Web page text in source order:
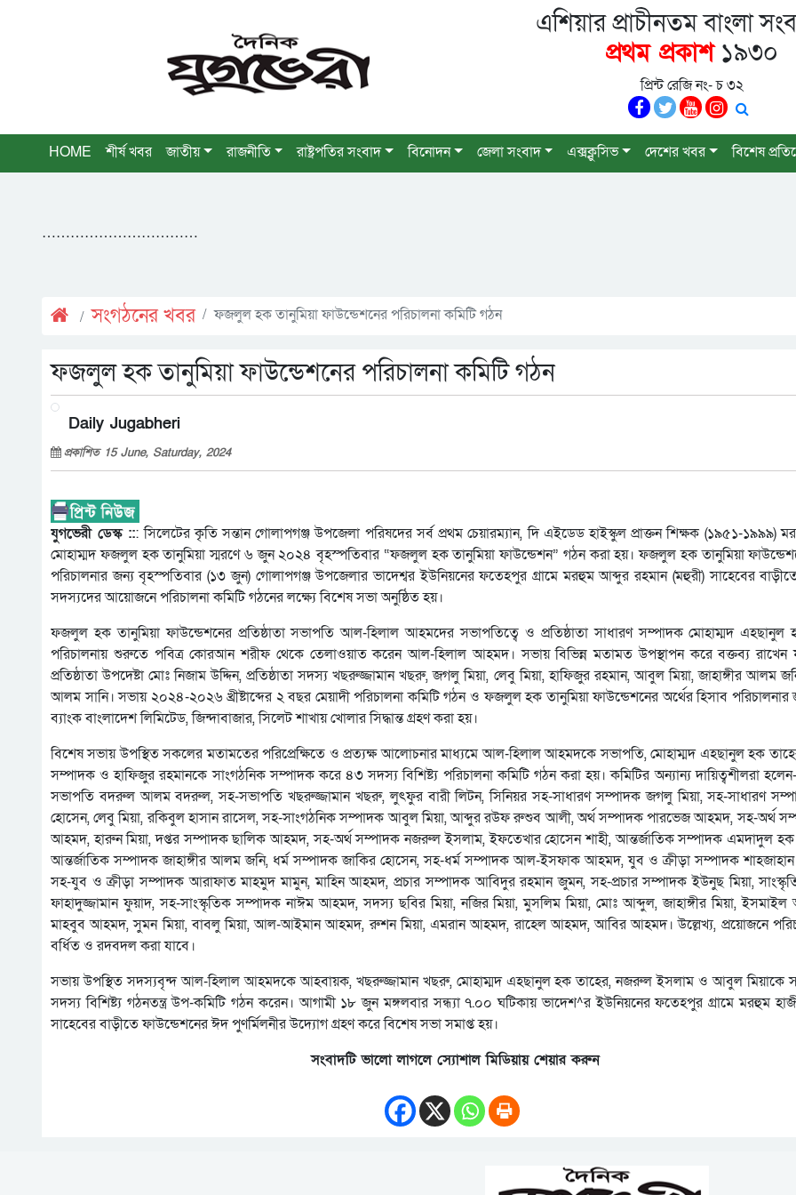
এশিয়ার প্রাচীনতম বাংলা
প্রথম প্রকাশ১৯৩০
প্রিন্ট রেজি নং- চ ৩২
HOME শীর্ষ খবর জাতীয় রাজনীতি রাষ্ট্রপতির সংবাদ বিনোদন জেলা সংবাদ এক্সক্লুসিভ দেশের খবর বিশেষ
……………………………
সংগঠনের খবর ফজলুল হক তানুমিয়া ফাউন্ডেশনের পরিচালনা কমিটি গঠন
ফজলুল হক তানুমিয়া ফাউন্ডেশনের পরিচালনা কমিটি গঠন
Daily Jugabheri
প্রকাশিত 15 June, Saturday, 2024
যুগভেরী ডেস্ক ::: সিলেটের কৃতি সন্তান গোলাপগঞ্জ উপজেলা পরিষদের সর্ব প্রথম চেয়ারম্যান, দি এইডেড হাইস্কুল প্রাক্তন শিক্ষক (১৯৫১-১৯৯৯)
মোহাম্মদ ফজলুল হক তানুমিয়া স্মরণে ৬ জুন ২০২৪ বৃহস্পতিবার “ফজলুল হক তানুমিয়া ফাউন্ডেশন” গঠন করা হয়। ফজলুল হক তানুমিয়া
পরিচালনার জন্য বৃহস্পতিবার (১৩ জুন) গোলাপগঞ্জ উপজেলার ভাদেশ্বর ইউনিয়নের ফতেহপুর গ্রামে মরহুম আব্দুর রহমান (মহুরী) সাহেবের
সদস্যদের আয়োজনে পরিচালনা কমিটি গঠনের লক্ষ্যে বিশেষ সভা অনুষ্ঠিত হয়।
ফজলুল হক তানুমিয়া ফাউন্ডেশনের প্রতিষ্ঠাতা সভাপতি আল-হিলাল আহমদের সভাপতিত্বে ও প্রতিষ্ঠাতা সাধারণ সম্পাদক মোহাম্মদ এহছানুল
পরিচালনায় শুরুতে পবিত্র কোরআন শরীফ থেকে তেলাওয়াত করেন আল-হিলাল আহমদ। সভায় বিভিন্ন মতামত উপস্থাপন করে বক্তব্য রাখেন
প্রতিষ্ঠাতা উপদেষ্টা মোঃ নিজাম উদ্দিন, প্রতিষ্ঠাতা সদস্য খছরুজ্জামান খছরু, জগলু মিয়া, লেবু মিয়া, হাফিজুর রহমান, আবুল মিয়া, জাহাঙ্গীর আলম
আলম সানি। সভায় ২০২৪-২০২৬ খ্রীষ্টাব্দের ২ বছর মেয়াদী পরিচালনা কমিটি গঠন ও ফজলুল হক তানুমিয়া ফাউন্ডেশনের অর্থের হিসাব পরিচালনার
ব্যাংক বাংলাদেশ লিমিটেড, জিন্দাবাজার, সিলেট শাখায় খোলার সিদ্ধান্ত গ্রহণ করা হয়।
বিশেষ সভায় উপস্থিত সকলের মতামতের পরিপ্রেক্ষিতে ও প্রত্যক্ষ আলোচনার মাধ্যমে আল-হিলাল আহমদকে সভাপতি, মোহাম্মদ এহছানুল হক
সম্পাদক ও হাফিজুর রহমানকে সাংগঠনিক সম্পাদক করে ৪৩ সদস্য বিশিষ্ট্য পরিচালনা কমিটি গঠন করা হয়। কমিটির অন্যান্য দায়িত্বশীলরা
সভাপতি বদরুল আলম বদরুল, সহ-সভাপতি খছরুজ্জামান খছরু, লুৎফুর বারী লিটন, সিনিয়র সহ-সাধারণ সম্পাদক জগলু মিয়া, সহ-সাধারণ
হোসেন, লেবু মিয়া, রকিবুল হাসান রাসেল, সহ-সাংগঠনিক সম্পাদক আবুল মিয়া, আব্দুর রউফ রুশুব আলী, অর্থ সম্পাদক পারভেজ আহমদ, সহ-অর্থ
আহমদ, হারুন মিয়া, দপ্তর সম্পাদক ছালিক আহমদ, সহ-অর্থ সম্পাদক নজরুল ইসলাম, ইফতেখার হোসেন শাহী, আন্তর্জাতিক সম্পাদক এমদাদুল
আন্তর্জাতিক সম্পাদক জাহাঙ্গীর আলম জনি, ধর্ম সম্পাদক জাকির হোসেন, সহ-ধর্ম সম্পাদক আল-ইসফাক আহমদ, যুব ও ক্রীড়া সম্পাদক
সহ-যুব ও ক্রীড়া সম্পাদক আরাফাত মাহমুদ মামুন, মাহিন আহমদ, প্রচার সম্পাদক আবিদুর রহমান জুমন, সহ-প্রচার সম্পাদক ইউনুছ মিয়া,
ফাহাদুজ্জামান ফুয়াদ, সহ-সাংস্কৃতিক সম্পাদক নাঈম আহমদ, সদস্য ছবির মিয়া, নজির মিয়া, মুসলিম মিয়া, মোঃ আব্দুল, জাহাঙ্গীর মিয়া,
মাহবুব আহমদ, সুমন মিয়া, বাবলু মিয়া, আল-আইমান আহমদ, রুশন মিয়া, এমরান আহমদ, রাহেল আহমদ, আবির আহমদ। উল্লেখ্য, প্রয়োজনে
বর্ধিত ও রদবদল করা যাবে।
সভায় উপস্থিত সদস্যবৃন্দ আল-হিলাল আহমদকে আহবায়ক, খছরুজ্জামান খছরু, মোহাম্মদ এহছানুল হক তাহের, নজরুল ইসলাম ও আবুল মিয়াকে
সদস্য বিশিষ্ট্য গঠনতন্ত্র উপ-কমিটি গঠন করেন। আগামী ১৮ জুন মঙ্গলবার সন্ধ্যা ৭.০০ ঘটিকায় ভাদেশ^র ইউনিয়নের ফতেহপুর গ্রামে মরহুম হাজী
সাহেবের বাড়ীতে ফাউন্ডেশনের ঈদ পুণর্মিলনীর উদ্যোগ গ্রহণ করে বিশেষ সভা সমাপ্ত হয়।
সংবাদটি ভালো লাগলে স্যোশাল মিডিয়ায় শেয়ার করুন